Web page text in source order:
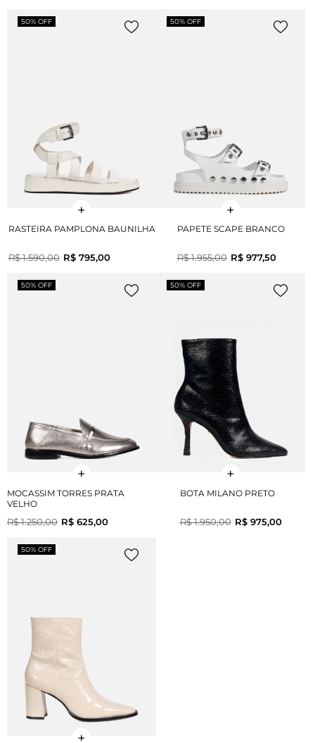
50% OFF
RASTEIRA PAMPLONA BAUNILHA
R$ 1.590,00 R$ 795,00
50% OFF
PAPETE SCAPE BRANCO
R$ 1.955,00 R$ 977,50
50% OFF
MOCASSIM TORRES PRATA
VELHO
R$ 1.250,00 R$ 625,00
50% OFF
BOTA MILANO PRETO
R$ 1.950,00 R$ 975,00
50% OFF